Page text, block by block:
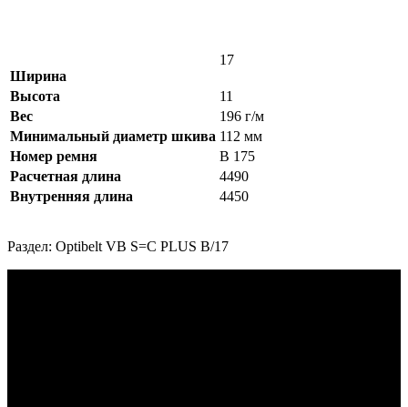
Ширина
17
Высота
11
Вес
196 г/м
Минимальный диаметр шкива 112 мм
Номер ремня
B 175
Расчетная длина
4490
Внутренняя длина
4450
Раздел: Optibelt VB S=C PLUS B/17